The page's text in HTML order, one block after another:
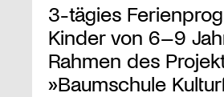
3-tägies
Kinder von 6–9
Rahmen des
»Baumschule